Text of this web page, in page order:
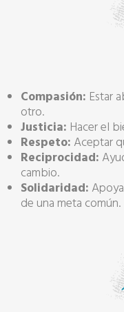
Compasión: Estar
otro.
Justicia: Hacer el
Respeto: Aceptar
Reciprocidad:
cambio.
Solidaridad:
de una meta común.